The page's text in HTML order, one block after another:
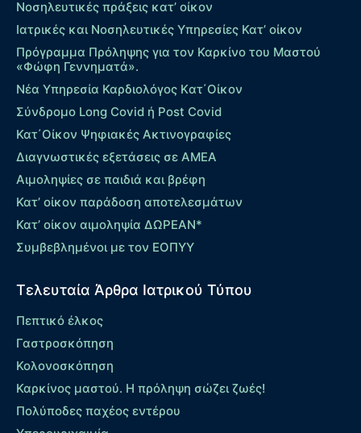
Νοσηλευτικές πράξεις κατ’ οίκον
Ιατρικές και Νοσηλευτικές Υπηρεσίες Κατ’ οίκον
Πρόγραμμα Πρόληψης για τον Καρκίνο του Μαστού
«Φώφη Γεννηματά».
Νέα Υπηρεσία Καρδιολόγος Kατ΄Οίκον
Σύνδρομο Long Covid ή Post Covid
Κατ΄Οίκον Ψηφιακές Ακτινογραφίες
Διαγνωστικές εξετάσεις σε ΑΜΕΑ
Αιμοληψίες σε παιδιά και βρέφη
Κατ’ οίκον παράδοση αποτελεσμάτων
Κατ’ οίκον αιμοληψία ΔΩΡΕΑΝ*
Συμβεβλημένοι με τον ΕΟΠΥΥ
Τελευταία Άρθρα Ιατρικού Τύπου
Πεπτικό έλκος
Γαστροσκόπηση
Κολονοσκόπηση
Καρκίνος μαστού. Η πρόληψη σώζει ζωές!
Πολύποδες παχέος εντέρου